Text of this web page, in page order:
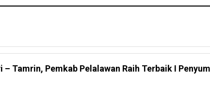
Tamrin, Pemkab Pelalawan Raih Terbaik I